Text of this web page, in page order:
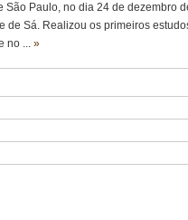
Paulo, no dia 24 de dezembro
de Sá. Realizou os primeiros
no ... »